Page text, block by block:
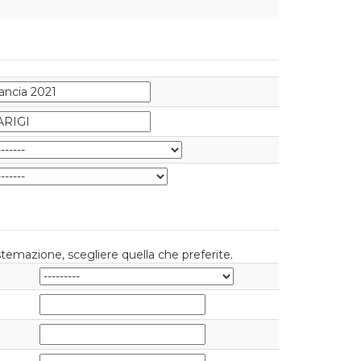
scegliere quella che preferite.